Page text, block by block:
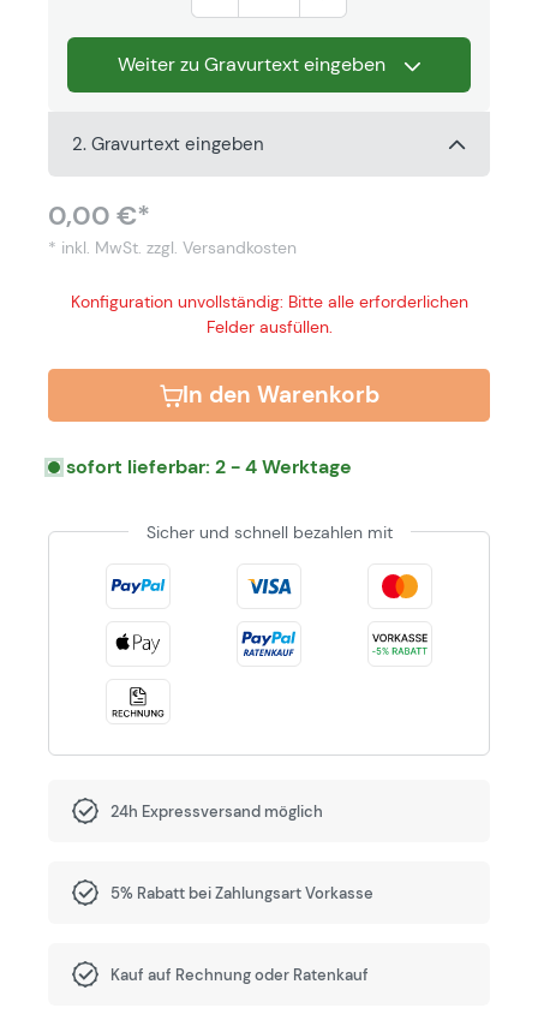
Weiter zu Gravurtext eingeben
2. Gravurtext eingeben
0,00 €*
* inkl. MwSt. zzgl. Versandkosten
Konfiguration unvollständig: Bitte alle erforderlichen
Felder ausfüllen.
In den Warenkorb
sofort lieferbar: 2 - 4 Werktage
Sicher und schnell bezahlen mit
24h Expressversand möglich
5% Rabatt bei Zahlungsart Vorkasse
Kauf auf Rechnung oder Ratenkauf